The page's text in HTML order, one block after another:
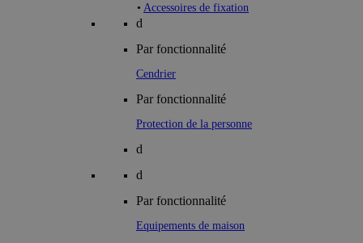
• Accessoires de fixation
d
Par fonctionnalité
Cendrier
Par fonctionnalité
Protection de la personne
d
d
Par fonctionnalité
Equipements de maison